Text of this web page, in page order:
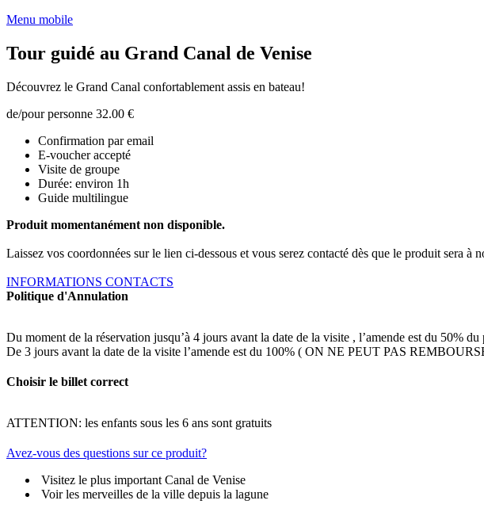
Menu mobile
Tour guidé au Grand Canal de Venise
Découvrez le Grand Canal confortablement assis en bateau!
de/pour personne 32.00 €
Confirmation par email
E-voucher accepté
Visite de groupe
Durée: environ 1h
Guide multilingue
Produit momentanément non disponible.
Laissez vos coordonnées sur le lien ci-dessous et vous serez contacté dès que le produit sera à
INFORMATIONS CONTACTS
Politique d'Annulation
Du moment de la réservation jusqu’à 4 jours avant la date de la visite , l’amende est du 50%
De 3 jours avant la date de la visite l’amende est du 100% ( ON NE PEUT PAS
Choisir le billet correct
ATTENTION: les enfants sous les 6 ans sont gratuits
Avez-vous des questions sur ce produit?
Visitez le plus important Canal de Venise
Voir les merveilles de la ville depuis la lagune